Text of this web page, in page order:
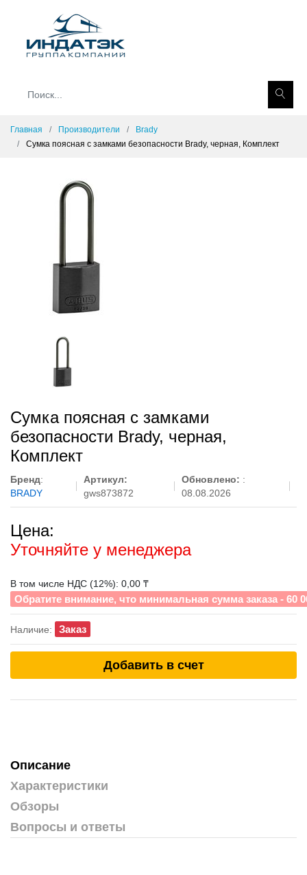
Главная Производители
Brady
Сумка поясная с замками безопасности Brady, черная, Комплект
Сумка поясная с замками
безопасности Brady, черная,
Комплект
Бренд:
BRADY
Артикул:
gws873872
Обновлено: :
08.08.2026
Цена:
Уточняйте у менеджера
В том числе НДС (12%): 0,00 ₸
Обратите внимание, что минимальная сумма заказа - 60
Наличие: Заказ
Добавить в счет
Описание
Характеристики
Обзоры
Вопросы и ответы